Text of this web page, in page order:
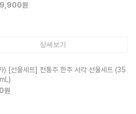
원
상세보기
) [선물세트] 전통주 한주 서각 선물세트 (35
원